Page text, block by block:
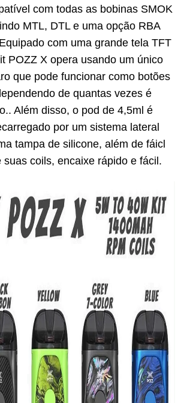
com todas as bobinas SMOK
MTL, DTL e uma opção RBA
com uma grande tela TFT
POZZ X opera usando um único
que pode funcionar como botões
de quantas vezes é
Além disso, o pod de 4,5ml é
por um sistema lateral
tampa de silicone, além de fáicl
suas coils, encaixe rápido e fácil.